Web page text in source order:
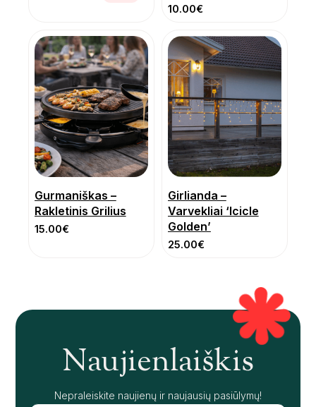
10.00€
Gurmaniškas –
Rakletinis Grilius
15.00€
Girlianda –
Varvekliai ‘Icicle
Golden’
25.00€
Naujienlaiškis
Nepraleiskite naujienų ir naujausių pasiūlymų!